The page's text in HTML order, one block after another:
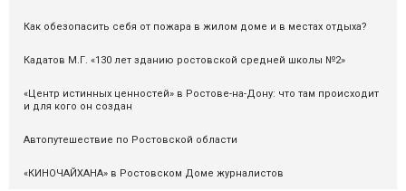
Как обезопасить себя от пожара в жилом доме и в местах отдыха?
Кадатов М.Г. «130 лет зданию ростовской средней школы №2»
«Центр истинных ценностей» в Ростове-на-Дону: что там происходит
и для кого он создан
Автопутешествие по Ростовской области
«КИНОЧАЙХАНА» в Ростовском Доме журналистов